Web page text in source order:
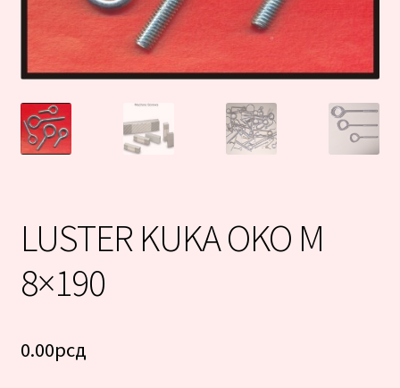
LUSTER KUKA OKO M
8×190
0.00рсд